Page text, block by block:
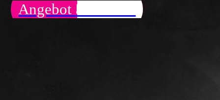
Angebot anfordern